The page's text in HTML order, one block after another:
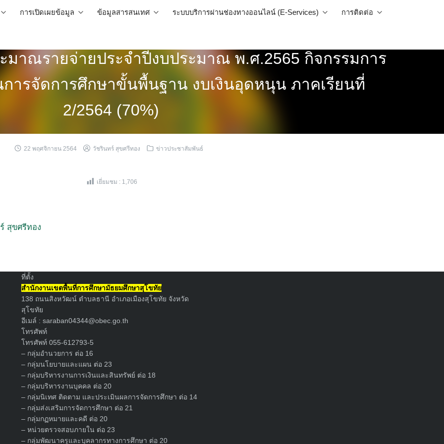
การเปิดเผยข้อมูล ข้อมูลสารสนเทศ ระบบบริการผ่านช่องทางออนไลน์ (E-Services) การติดต่อ
มาณรายจ่ายประจำปีงบประมาณ พ.ศ.2565 กิจกรรมการ
ารจัดการศึกษาขั้นพื้นฐาน งบเงินอุดหนุน ภาคเรียนที่
2/2564 (70%)
22 พฤศจิกายน 2564 วัชรินทร์ สุขศรีทอง ข่าวประชาสัมพันธ์
เยี่ยมชม : 1,706
สุขศรีทอง
ที่ตั้ง
สำนักงานเขตพื้นที่การศึกษามัธยมศึกษาสุโขทัย
138 ถนนสิงหวัฒน์ ตำบลธานี อำเภอเมืองสุโขทัย จังหวัด
สุโขทัย
อีเมล์ : saraban04344@obec.go.th
โทรศัพท์
โทรศัพท์ 055-612793-5
– กลุ่มอำนวยการ ต่อ 16
– กลุ่มนโยบายและแผน ต่อ 23
– กลุ่มบริหารงานการเงินและสินทรัพย์ ต่อ 18
– กลุ่มบริหารงานบุคคล ต่อ 20
– กลุ่มนิเทศ ติดตาม และประเมินผลการจัดการศึกษา ต่อ 14
– กลุ่มส่งเสริมการจัดการศึกษา ต่อ 21
– กลุ่มกฏหมายและคดี ต่อ 20
– หน่วยตรวจสอบภายใน ต่อ 23
– กลุ่มพัฒนาครูและบุคลากรทางการศึกษา ต่อ 20